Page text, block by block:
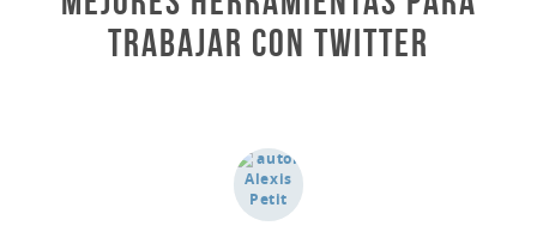
Trabajar con Twitter